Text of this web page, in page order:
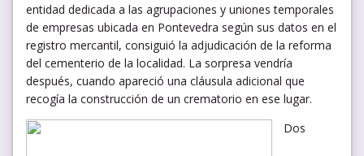
entidad dedicada a las agrupaciones y uniones temporales
de empresas ubicada en Pontevedra según sus datos en el
registro mercantil, consiguió la adjudicación de la reforma
del cementerio de la localidad. La sorpresa vendría
después, cuando apareció una cláusula adicional que
recogía la construcción de un crematorio en ese lugar.
Dos